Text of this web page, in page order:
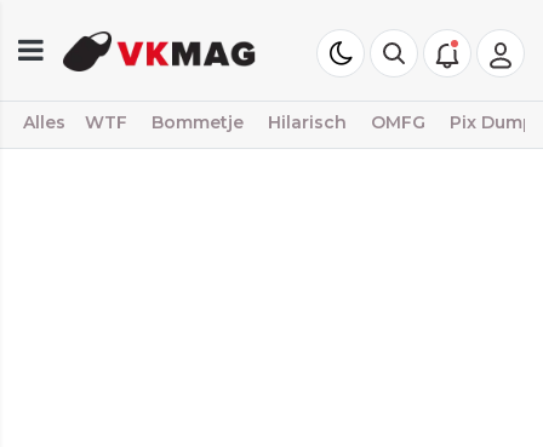
Alles WTF Bommetje Hilarisch OMFG Pix Dump